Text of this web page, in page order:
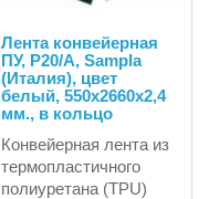
Лента конвейерная
ПУ, P20/A, Sampla
(Италия), цвет
белый, 550х2660х2,4
мм., в кольцо
Конвейерная лента из
термопластичного
полиуретана (TPU)